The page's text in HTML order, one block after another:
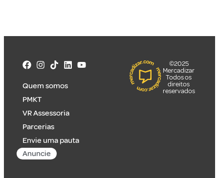
Quem somos
PMKT
VR Assessoria
Parcerias
Envie uma pauta
Anuncie
©2025
Mercadizar
Todos os
direitos
reservados